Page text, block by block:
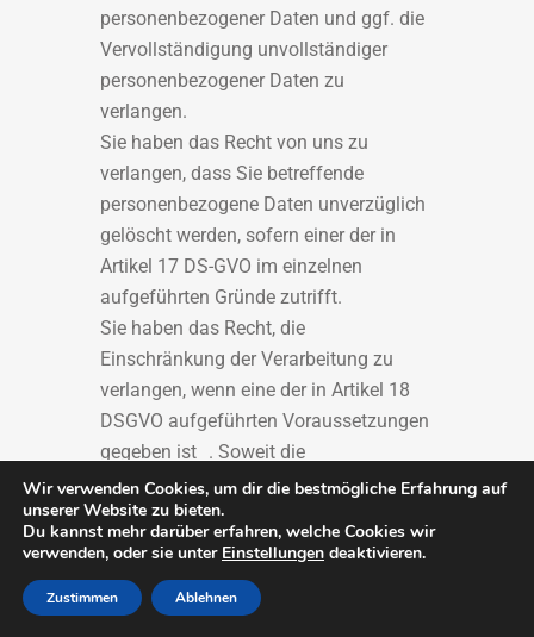
personenbezogener Daten und ggf. die
Vervollständigung unvollständiger
personenbezogener Daten zu
verlangen.
Sie haben das Recht von uns zu
verlangen, dass Sie betreffende
personenbezogene Daten unverzüglich
gelöscht werden, sofern einer der in
Artikel 17 DS-GVO im einzelnen
aufgeführten Gründe zutrifft.
Sie haben das Recht, die
Einschränkung der Verarbeitung zu
verlangen, wenn eine der in Artikel 18
DSGVO aufgeführten Voraussetzungen
gegeben ist . Soweit die
Voraussetzungen des Artikel 20 DS-
GVO erfüllt sind haben Sie das Recht
eine Datenübertragung zu verlangen.
Ihnen steht nach Art. 21 DS-GVO ein
Widerspruchsrecht gegen die
Wir verwenden Cookies, um dir die bestmögliche Erfahrung auf
unserer Website zu bieten.
Du kannst mehr darüber erfahren, welche Cookies wir
verwenden, oder sie unter Einstellungen deaktivieren.
Zustimmen Ablehnen